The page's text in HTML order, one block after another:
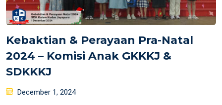
Kebaktian & Perayaan Pra-Natal
2024 – Komisi Anak GKKKJ &
SDKKKJ
Posted
December 1, 2024